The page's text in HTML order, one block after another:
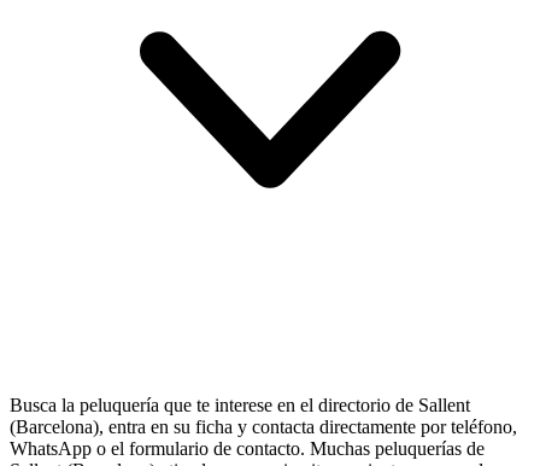
Busca la peluquería que te interese en el directorio de Sallent
(Barcelona), entra en su ficha y contacta directamente por teléfono,
WhatsApp o el formulario de contacto. Muchas peluquerías de